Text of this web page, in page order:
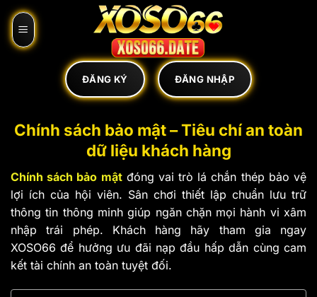
Bỏ
qua
nội
ĐĂNG KÝ ĐĂNG NHẬP
Chính sách bảo mật – Tiêu chí an toàn
dữ liệu khách hàng
Chính sách bảo mậtđóng vai trò lá chắn thép bảo vệ
lợi ích của hội viên. Sân chơi thiết lập chuẩn lưu trữ
thông tin thông minh giúp ngăn chặn mọi hành vi xâm
nhập trái phép. Khách hàng hãy tham gia ngay
XOSO66 để hưởng ưu đãi nạp đầu hấp dẫn cùng cam
kết tài chính an toàn tuyệt đối.